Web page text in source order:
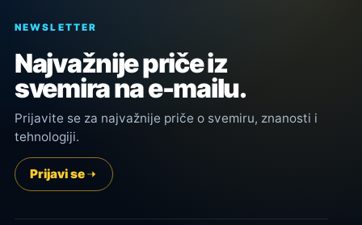
NEWSLETTER
Najvažnije priče iz
svemira na e-mailu.
Prijavite se za najvažnije priče o svemiru, znanosti i
tehnologiji.
Prijavi se